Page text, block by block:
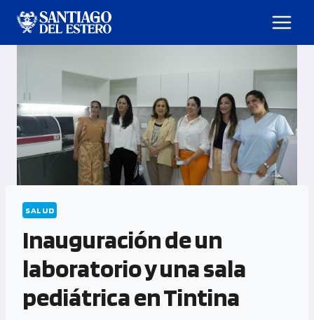
SALUD
Inauguración de un
laboratorio y una sala
pediátrica en Tintina